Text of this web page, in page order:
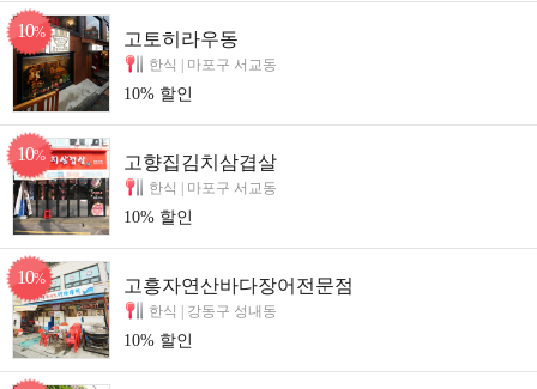
10% 고토히라우동
한식 | 마포구 서교동
10% 할인
10% 고향집김치삼겹살
한식 | 마포구 서교동
10% 할인
10% 고흥자연산바다장어전문점
한식 | 강동구 성내동
10% 할인